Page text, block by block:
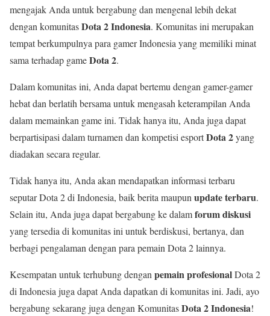
mengajak Anda untuk bergabung dan mengenal lebih dekat
dengan komunitasDota 2 Indonesia. Komunitas ini merupakan
tempat berkumpulnya para gamer Indonesia yang memiliki minat
sama terhadap gameDota 2.
Dalam komunitas ini, Anda dapat bertemu dengan gamer-gamer
hebat dan berlatih bersama untuk mengasah keterampilan Anda
dalam memainkan game ini. Tidak hanya itu, Anda juga dapat
berpartisipasi dalam turnamen dan kompetisi esportDota 2yang
diadakan secara regular.
Tidak hanya itu, Anda akan mendapatkan informasi terbaru
seputar Dota 2 di Indonesia, baik berita maupun update terbaru.
Selain itu, Anda juga dapat bergabung ke dalamforum diskusi
yang tersedia di komunitas ini untuk berdiskusi, bertanya, dan
berbagi pengalaman dengan para pemain Dota 2 lainnya.
Kesempatan untuk terhubung dengan pemain profesionalDota 2
di Indonesia juga dapat Anda dapatkan di komunitas ini. Jadi, ayo
bergabung sekarang juga dengan KomunitasDota 2 Indonesia!